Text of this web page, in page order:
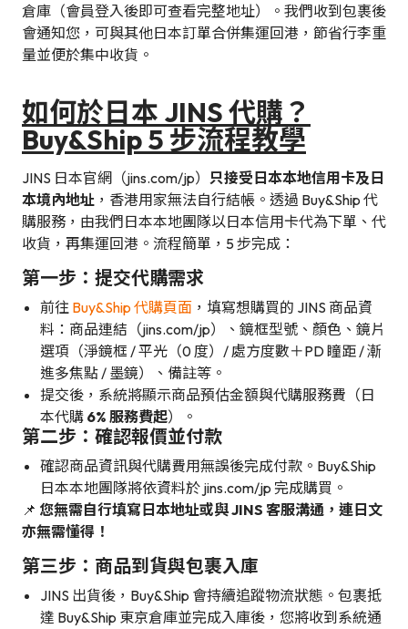
倉庫（會員登入後即可查看完整地址）。我們收到包裹後
會通知您，可與其他日本訂單合併集運回港，節省行李重
量並便於集中收貨。
如何於日本 JINS 代購？
Buy&Ship 5 步流程教學
JINS 日本官網（jins.com/jp） 只接受日本本地信用卡及日
本境內地址 ，香港用家無法自行結帳。透過 Buy&Ship 代
購服務，由我們日本本地團隊以日本信用卡代為下單、代
收貨，再集運回港。流程簡單，5 步完成：
第一步：提交代購需求
前往 Buy&Ship 代購頁面 ，填寫想購買的 JINS 商品資
料：商品連結（jins.com/jp）、鏡框型號、顏色、鏡片
選項（淨鏡框 / 平光（0 度）/ 處方度數＋PD 瞳距 / 漸
進多焦點 / 墨鏡）、備註等。
提交後，系統將顯示商品預估金額與代購服務費（日
本代購 6% 服務費起）。
第二步：確認報價並付款
確認商品資訊與代購費用無誤後完成付款。Buy&Ship
日本本地團隊將依資料於 jins.com/jp 完成購買。
📌 您無需自行填寫日本地址或與 JINS 客服溝通，連日文
亦無需懂得！
第三步：商品到貨與包裹入庫
JINS 出貨後，Buy&Ship 會持續追蹤物流狀態。包裹抵
達 Buy&Ship 東京倉庫並完成入庫後，您將收到系統通